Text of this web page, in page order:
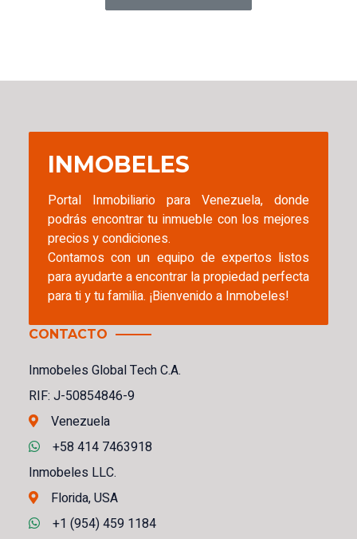
INMOBELES
Portal Inmobiliario para Venezuela, donde
podrás encontrar tu inmueble con los mejores
precios y condiciones.
Contamos con un equipo de expertos listos
para ayudarte a encontrar la propiedad perfecta
para ti y tu familia. ¡Bienvenido a Inmobeles!
CONTACTO
Inmobeles Global Tech C.A.
RIF: J-50854846-9
Venezuela
+58 414 7463918
Inmobeles LLC.
Florida, USA
+1 (954) 459 1184